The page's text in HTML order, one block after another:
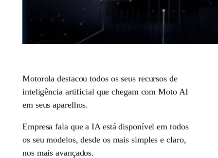
Motorola destacou todos os seus recursos de
inteligência artificial que chegam com Moto AI
em seus aparelhos.
Empresa fala que a IA está disponível em todos
os seu modelos, desde os mais simples e claro,
nos mais avançados.